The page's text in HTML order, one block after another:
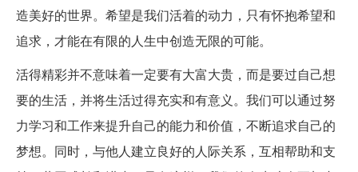
造美好的世界。希望是我们活着的动力，只有怀抱希望和
追求，才能在有限的人生中创造无限的可能。
活得精彩并不意味着一定要有大富大贵，而是要过自己想
要的生活，并将生活过得充实和有意义。我们可以通过努
力学习和工作来提升自己的能力和价值，不断追求自己的
梦想。同时，与他人建立良好的人际关系，互相帮助和支